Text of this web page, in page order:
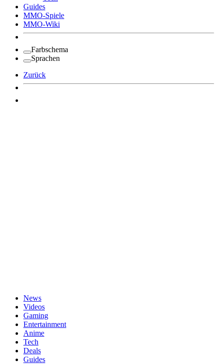
Guides
MMO-Spiele
MMO-Wiki
Farbschema
Sprachen
Zurück
News
Videos
Gaming
Entertainment
Anime
Tech
Deals
Guides